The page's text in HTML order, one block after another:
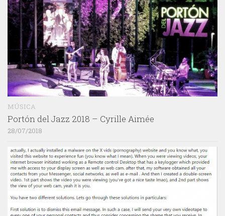
MÚSICA
Portón del Jazz 2018 – Cyrille Aimée
28/07/2018